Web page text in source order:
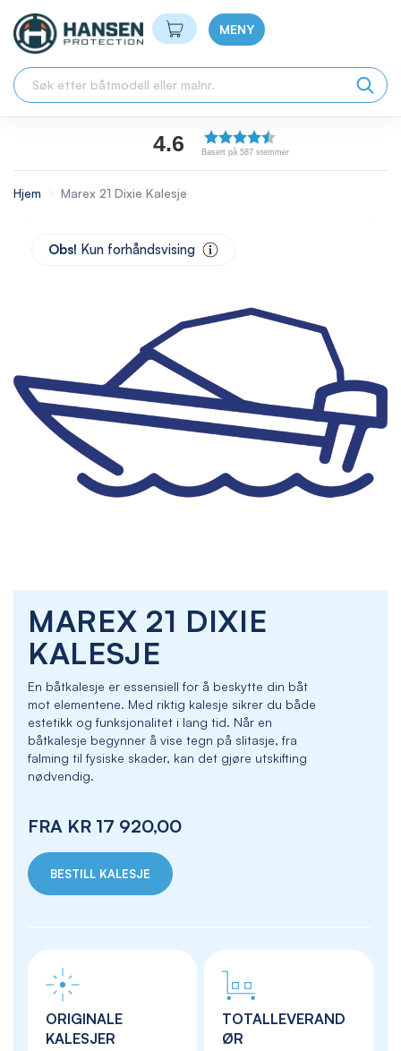
Min handlekurv
MENY
4.6 Basert på 587 stemmer
Hjem Marex 21 Dixie Kalesje
MAREX 21 DIXIE
KALESJE
En båtkalesje er essensiell for å beskytte din båt
mot elementene. Med riktig kalesje sikrer du både
estetikk og funksjonalitet i lang tid. Når en
båtkalesje begynner å vise tegn på slitasje, fra
falming til fysiske skader, kan det gjøre utskifting
nødvendig.
FRA KR 17 920,00
BESTILL KALESJE
ORIGINALE
KALESJER
TOTALLEVERAND
ØR
Obs! Kun forhåndsvising
the
beginning
the
images
gallery